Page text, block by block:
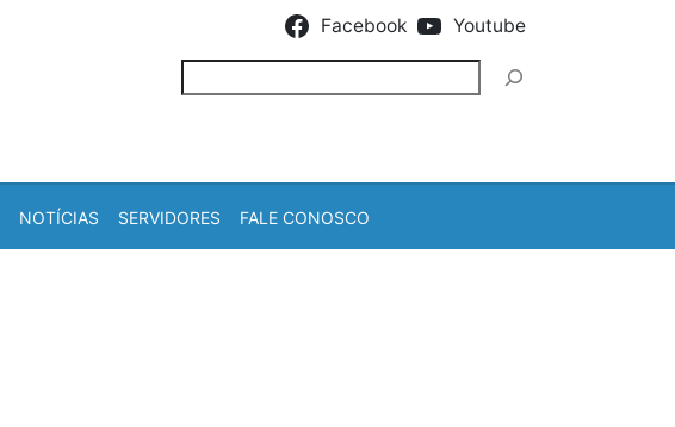
Facebook Youtube
NOTÍCIAS SERVIDORES FALE CONOSCO